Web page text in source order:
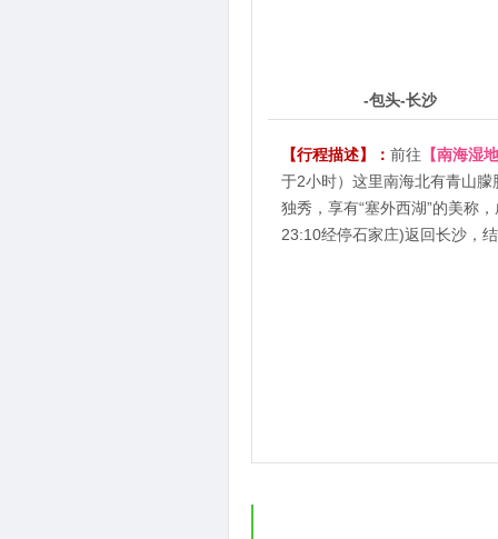
-包头-长沙
【行程描述】： 前往 【南海湿
于2小时）这里南海北有青山
独秀，享有“塞外西湖”的美称
23:10经停石家庄)返回长沙，